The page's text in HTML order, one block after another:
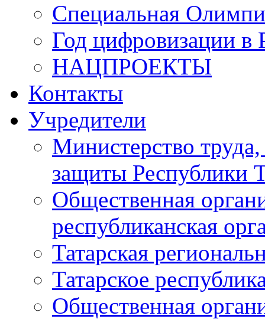
Специальная
Год цифровизации в
НАЦПРОЕКТЫ
Контакты
Учредители
Министерство
защиты Республики
Общественная
республиканская
Татарская
Татарское
Общественная